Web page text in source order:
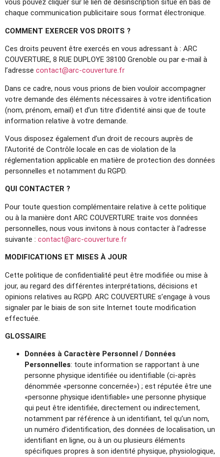
vous pouvez cliquer sur le lien de désinscription situé en bas de
chaque communication publicitaire sous format électronique.
COMMENT EXERCER VOS DROITS ?
Ces droits peuvent être exercés en vous adressant à : ARC
COUVERTURE, 8 RUE DUPLOYE 38100 Grenoble ou par e-mail à
l’adresse contact@arc-couverture.fr
Dans ce cadre, nous vous prions de bien vouloir accompagner
votre demande des éléments nécessaires à votre identification
(nom, prénom, email) et d’un titre d’identité ainsi que de toute
information relative à votre demande.
Vous disposez également d’un droit de recours auprès de
l’Autorité de Contrôle locale en cas de violation de la
réglementation applicable en matière de protection des données
personnelles et notamment du RGPD.
QUI CONTACTER ?
Pour toute question complémentaire relative à cette politique
ou à la manière dont ARC COUVERTURE traite vos données
personnelles, nous vous invitons à nous contacter à l’adresse
suivante : contact@arc-couverture.fr
MODIFICATIONS ET MISES À JOUR
Cette politique de confidentialité peut être modifiée ou mise à
jour, au regard des différentes interprétations, décisions et
opinions relatives au RGPD. ARC COUVERTURE s’engage à vous
signaler par le biais de son site Internet toute modification
effectuée.
GLOSSAIRE
Données à Caractère Personnel / Données
Personnelles: toute information se rapportant à une
personne physique identifiée ou identifiable (ci-après
dénommée «personne concernée») ; est réputée être une
«personne physique identifiable» une personne physique
qui peut être identifiée, directement ou indirectement,
notamment par référence à un identifiant, tel qu’un nom,
un numéro d’identification, des données de localisation, un
identifiant en ligne, ou à un ou plusieurs éléments
spécifiques propres à son identité physique, physiologique,